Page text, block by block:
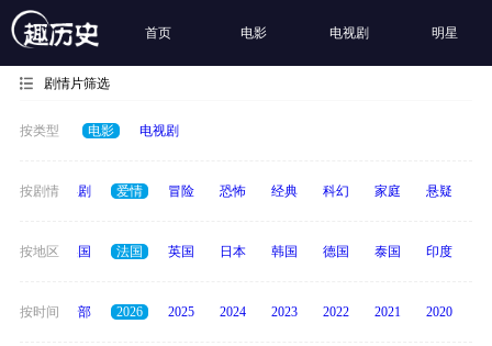
首页 电影 电视剧 明星
剧情片筛选
按类型 电影 电视剧
按剧情
全部 喜剧 爱情 冒险 恐怖 经典 科幻 家庭 悬疑
按地区
中国 美国 法国 英国 日本 韩国 德国 泰国 印度
按时间 全部 2026 2025 2024 2023 2022 2021 2020